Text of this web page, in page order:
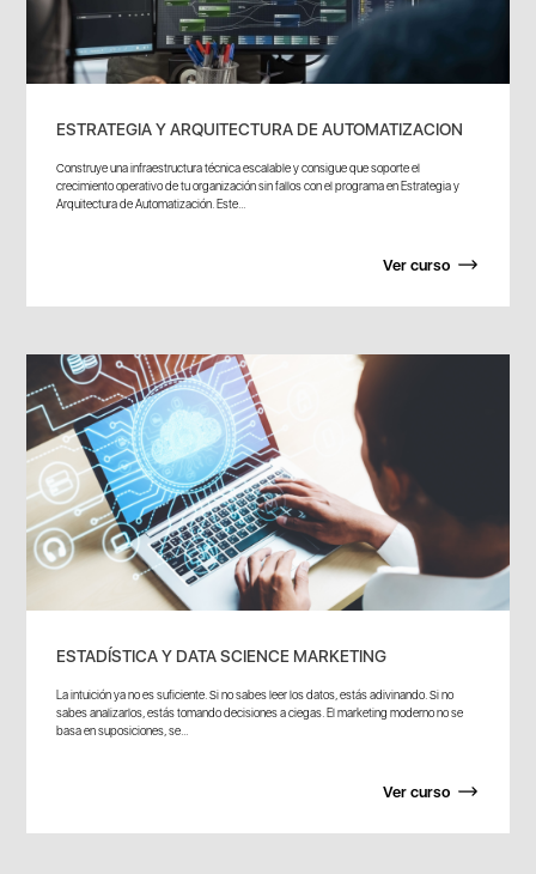
ESTRATEGIA Y ARQUITECTURA DE AUTOMATIZACION
Construye una infraestructura técnica escalable y consigue que soporte el
crecimiento operativo de tu organización sin fallos con el programa en Estrategia y
Arquitectura de Automatización. Este...
Ver curso
ESTADÍSTICA Y DATA SCIENCE MARKETING
La intuición ya no es suficiente. Si no sabes leer los datos, estás adivinando. Si no
sabes analizarlos, estás tomando decisiones a ciegas. El marketing moderno no se
basa en suposiciones, se...
Ver curso